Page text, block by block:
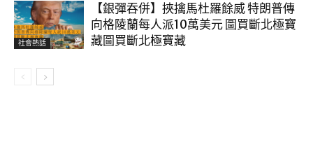
社會熱話
【銀彈吞併】挾擒馬杜羅餘威 特朗普傳
向格陵蘭每人派10萬美元 圖買斷北極寶
藏圖買斷北極寶藏